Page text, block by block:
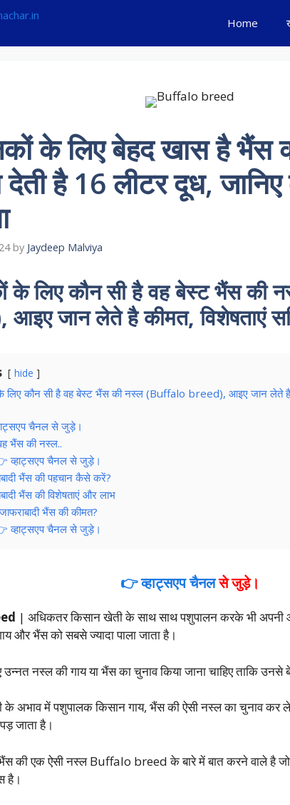
Home
के लिए बेहद खास है भैंस
देती है 16 लीटर दूध,
by Jaydeep Malviya
के लिए कौन सी है वह बेस्ट भैंस
जान लेते है कीमत, विशेषताएं
hide
लिए कौन सी है वह बेस्ट भैंस की नस्ल (Buffalo breed), आइए जान लेते है
चैनल से जुड़े।
भैंस की नस्ल..
व्हाट्सएप चैनल से जुड़े।
भैंस की पहचान कैसे करें?
भैंस की विशेषताएं और लाभ
भैंस की कीमत?
व्हाट्सएप चैनल से जुड़े।
👉 व्हाट्सएप चैनलसे जुड़े।
| अधिकतर किसान खेती के साथ साथ पशुपालन करके भी अपनी
और भैंस को सबसे ज्यादा पाला जाता है।
नस्ल की गाय या भैंस का चुनाव किया जाना चाहिए ताकि उनसे
के अभाव में पशुपालक किसान गाय, भैंस की ऐसी नस्ल का चुनाव कर
जाता है।
की एक ऐसी नस्ल Buffalo breed के बारे में बात करने वाले है जो
है।